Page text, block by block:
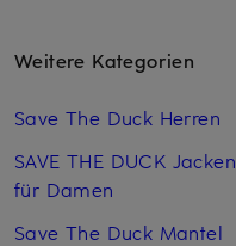
Weitere Kategorien
Save The Duck Herren
SAVE THE DUCK Jacken
für Damen
Save The Duck Mantel